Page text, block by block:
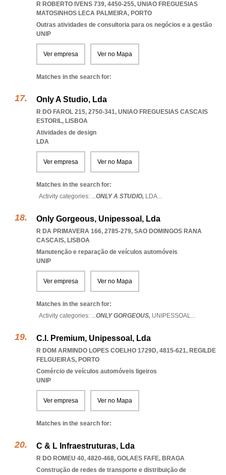
R ROBERTO IVENS 739, 4450-255, UNIAO FREGUESIAS
MATOSINHOS LECA PALMEIRA, PORTO
Outras atividades de consultoria para os negócios e a gestão
UNIP
Ver empresa Ver no Mapa
Matches in the search for:
Only A Studio, Lda
R DO FAROL 215, 2750-341, UNIAO FREGUESIAS CASCAIS
ESTORIL, LISBOA
Atividades de design
LDA
Ver empresa Ver no Mapa
Matches in the search for:
Activity categories: ...ONLY A STUDIO, LDA...
Only Gorgeous, Unipessoal, Lda
R DA PRIMAVERA 166, 2785-279, SAO DOMINGOS RANA
CASCAIS, LISBOA
Manutenção e reparação de veículos automóveis
UNIP
Ver empresa Ver no Mapa
Matches in the search for:
Activity categories: ...ONLY GORGEOUS, UNIPESSOAL...
C.l. Premium, Unipessoal, Lda
R DOM ARMINDO LOPES COELHO 1729D, 4815-621, REGILDE
FELGUEIRAS, PORTO
Comércio de veículos automóveis ligeiros
UNIP
Ver empresa Ver no Mapa
Matches in the search for:
C & L Infraestruturas, Lda
R DO ROMEU 40, 4820-468, GOLAES FAFE, BRAGA
Construção de redes de transporte e distribuição de